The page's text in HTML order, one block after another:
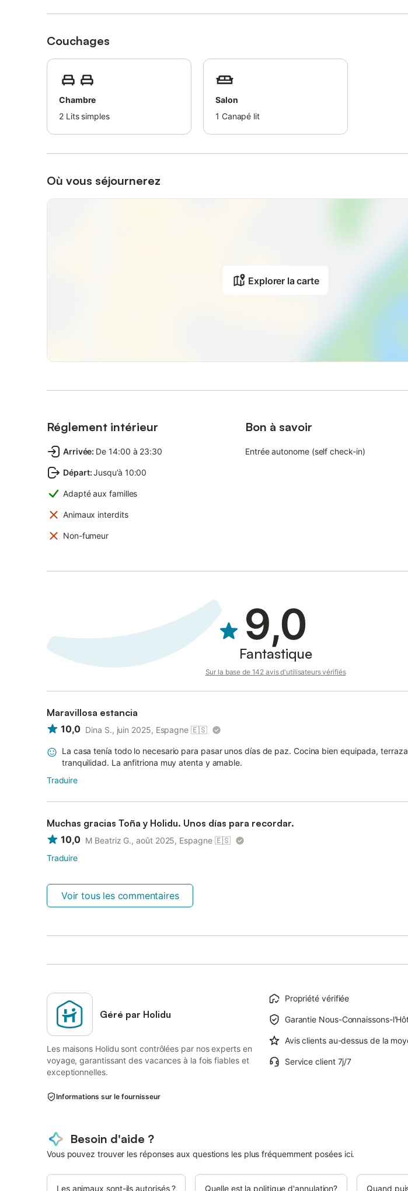
Couchages
Chambre
2 Lits simples
Salon
1 Canapé lit
Où vous séjournerez
Explorer la carte
Réglement intérieur
Arrivée: De 14:00 à 23:30
Départ:Jusqu’à 10:00
Adapté aux familles
Animaux interdits
Non-fumeur
Bon à savoir
Entrée autonome (self check-in)
9,0
Fantastique
Sur la base de 142 avis d'utilisateurs vérifiés
Maravillosa estancia
10,0 Dina S., juin 2025, Espagne 🇪🇸
La casa tenía todo lo necesario para pasar unos días de paz. Cocina bien equipada,
tranquilidad. La anfitriona muy atenta y amable.
Traduire
Muchas gracias Toña y Holidu. Unos días para recordar.
10,0 M Beatriz G., août 2025, Espagne 🇪🇸
Traduire
Voir tous les commentaires
Géré par Holidu
Les maisons Holidu sont contrôlées par nos experts en
voyage, garantissant des vacances à la fois fiables et
exceptionnelles.
Propriété vérifiée
Garantie Nous-Connaissons-
Avis clients au-dessus de la
Service client 7j/7
Informations sur le fournisseur
Besoin d'aide ?
Vous pouvez trouver les réponses aux questions les plus fréquemment posées ici.
Les animaux sont-ils autorisés ? Quelle est la politique d'annulation? Quand